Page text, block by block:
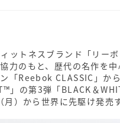
ットネスブランド「リー
力のもと、歴代の名作を
「Reebok CLASSIC」か
」の第3弾「BLACK＆
）から世界に先駆け発売す